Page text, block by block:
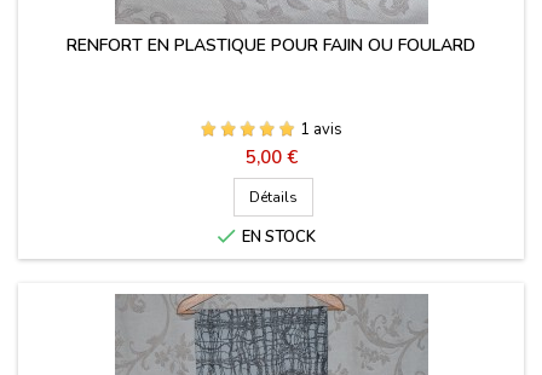
RENFORT EN PLASTIQUE POUR FAJIN OU FOULARD
1 avis
Prix
5,00 €
Détails
 EN STOCK